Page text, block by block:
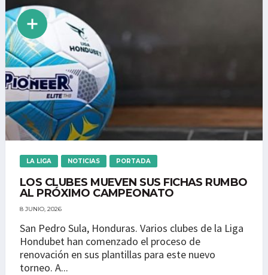
LA LIGA NOTICIAS PORTADA
LOS CLUBES MUEVEN SUS FICHAS RUMBO
AL PRÓXIMO CAMPEONATO
8 JUNIO, 2026
San Pedro Sula, Honduras. Varios clubes de la Liga
Hondubet han comenzado el proceso de
renovación en sus plantillas para este nuevo
torneo. A...